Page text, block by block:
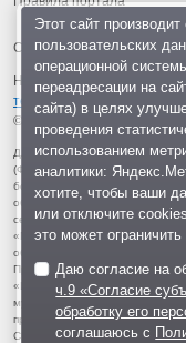
На информационном
технологии
© 2013-2026 «ОИНФО»,
Для читателей: В России
(Фонд борьбы с коррупцией,
большевистская партия»,
общенациональный союз»,
сектор», УНА-УНСО, УПА,
«Меджлис крымскотатарского
общероссийская
Признаны
«Исламское государство»
мусульмане», «Аль-Каида в
признана нежелательной
СМИ-иноагентами признаны:
Этот сайт производит
пользовательских
операционной
переадресации на
сайта) в целях
проведения
использованием
аналитики:
хотите, чтобы ваши
или отключите
это может ограничить
Даю согласие на
ч.9 «Согласие
обработку его
соглашаюсь с